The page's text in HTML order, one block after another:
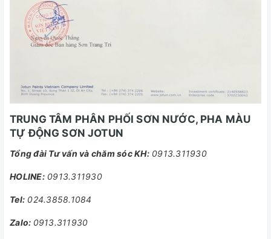
TRUNG TÂM PHÂN PHỐI SƠN NƯỚC, PHA MÀU
TỰ ĐỘNG SƠN JOTUN
Tổng đài Tư vấn và chăm sóc KH:0913.311930
HOLINE:0913.311930
Tel: 024.3858.1084
Zalo: 0913.311930